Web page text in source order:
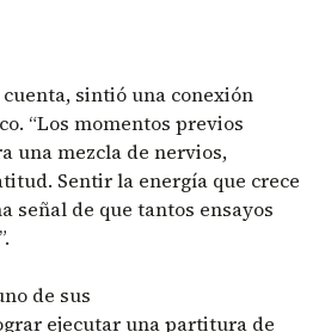
sintió una conexión
“Los momentos previos
una mezcla de nervios,
Sentir la energía que crece
señal de que tantos ensayos
de sus
ejecutar una partitura de